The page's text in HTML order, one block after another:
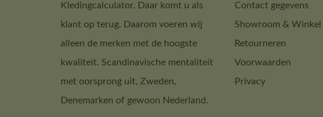
Kledingcalculator. Daar komt u als
klant op terug. Daarom voeren wij
alleen de merken met de hoogste
kwaliteit. Scandinavische mentaliteit
met oorsprong uit, Zweden,
Denemarken of gewoon Nederland.
Contact gegevens
Showroom & Winkel
Retourneren
Voorwaarden
Privacy